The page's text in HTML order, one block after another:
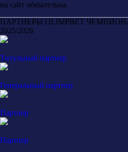
на сайт обязательна.
ПАРТНЕРЫ OLIMPBET
2025/2026
Титульный партнер
Генеральный партнер
Партнер
Партнер